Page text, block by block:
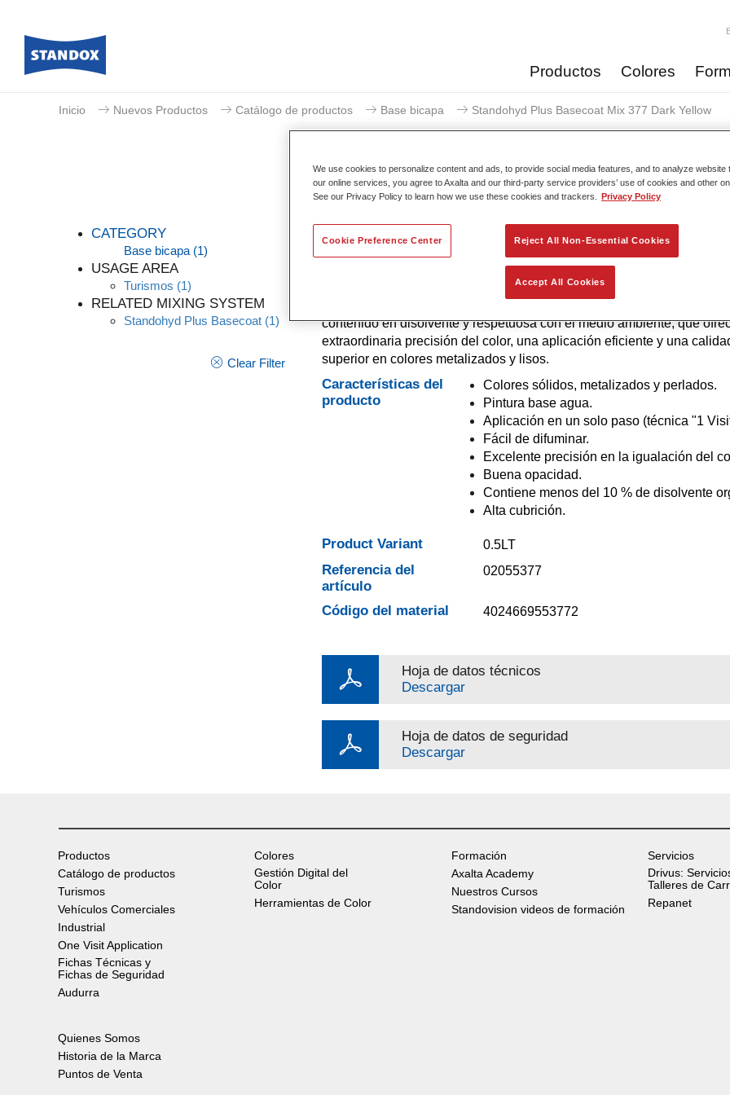
Productos Colores
Inicio Nuevos Productos Catálogo de productos Base bicapa Standohyd Plus Basecoat Mix 377 Dark Yellow
CATEGORY
Base bicapa (1)
USAGE AREA
Turismos (1)
RELATED MIXING SYSTEM
Standohyd Plus Basecoat (1)
Clear Filter
Standohyd Plus Basecoat
Standohyd Plus es uno de los sistemas de base bicapa más eficientes,
contenido en disolvente y respetuosa con el medio ambiente, que
extraordinaria precisión del color, una aplicación eficiente y una
superior en colores metalizados y lisos.
Características del
producto
Colores sólidos, metalizados y perlados.
Pintura base agua.
Aplicación en un solo paso (técnica "1
Fácil de difuminar.
Excelente precisión en la igualación del
Buena opacidad.
Contiene menos del 10 % de disolvente
Alta cubrición.
Product Variant 0.5LT
Referencia del
artículo
02055377
Código del material 4024669553772
Hoja de datos técnicos
Descargar
Hoja de datos de seguridad
Descargar
Productos
Catálogo de productos
Turismos
Vehículos Comerciales
Industrial
One Visit Application
Fichas Técnicas y
Fichas de Seguridad
Audurra
Colores
Gestión Digital del
Color
Herramientas de Color
Formación
Axalta Academy
Nuestros Cursos
Standovision videos de formación
Servicios
Drivus:
Talleres de
Repanet
Quienes Somos
Historia de la Marca
Puntos de Venta
We use cookies to personalize content and ads, to provide social media features, and to analyze website
our online services, you agree to Axalta and our third-party service providers’ use of cookies and other
See our Privacy Policy to learn how we use these cookies and trackers.
Privacy Policy
Reject All Non-Essential Cookies
Accept All Cookies
Cookie Preference Center